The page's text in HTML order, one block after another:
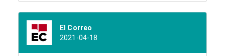
El Correo
2021-04-18